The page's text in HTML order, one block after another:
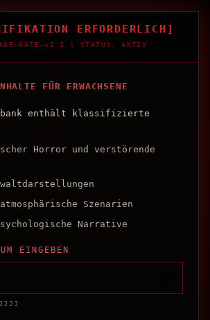
ERFORDERLICH]
GATE-v2.1 STATUS: AKTIV
FÜR ERWACHSENE
enthält klassifizierte
Horror und verstörende
Szenarien
Narrative
EINGEBEN
·
Geschäftsbedingungen gelten
Website Horventure,
Media & Design. Mit
erkennen Sie diese